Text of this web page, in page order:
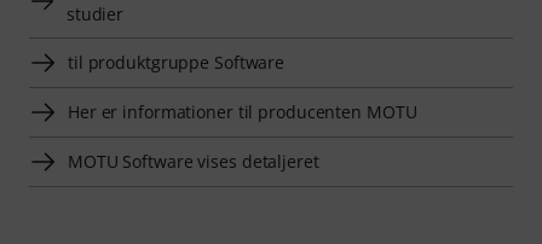
studier
til produktgruppe Software
Her er informationer til producenten MOTU
MOTU Software vises detaljeret